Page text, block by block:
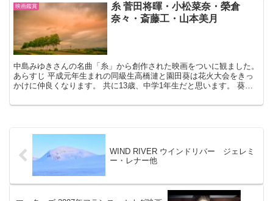
映画鑑賞
糸 菅田将暉・小松菜奈・榮倉
奈々・斎藤工・山本美月
中島みゆきさんの名曲「糸」から創作された映画をついに観ました。
あらすじ 平成元年生まれの同級生高橋漣と園田葵は花火大会をきっ
かけに仲良くなります。 共に13歳、中学1年生だと思います。 葵は
WIND RIVER ウインドリバー ジェレミ
ー・レナー他